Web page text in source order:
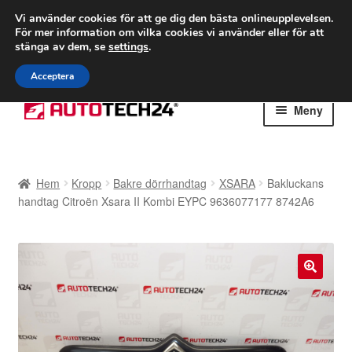
FRAKT från 75 kr
Världsomspännande frakt
Ring 766 924 713
Hoppa
till
Hoppa
till
Meny
Betalningar
Hem Kropp Bakre dörrhandtag XSARA
Bakluckans
handtag Citroën Xsara II Kombi EYPC 9636077177 8742A6
🔍
Vi använder cookies för att ge dig den bästa onlineupplevelsen.
För mer information om vilka cookies vi använder eller för att
stänga av dem, se settings.
Acceptera